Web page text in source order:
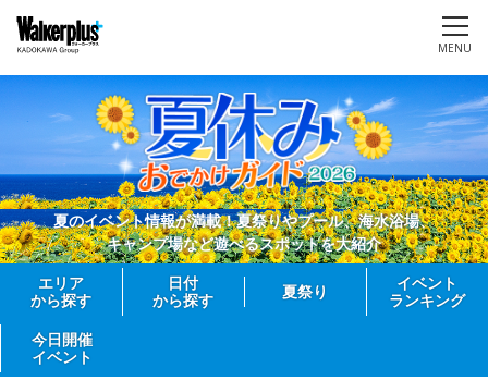
MENU
夏のイベント情報が満載！夏祭りやプール、海水浴場、
キャンプ場など遊べるスポットを大紹介
エリア
から探す
日付
から探す
夏祭り
イベント
ランキング
今日開催
イベント